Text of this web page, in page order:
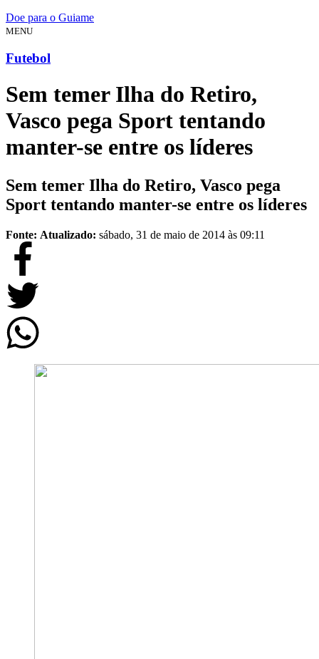
Doe para o Guiame
MENU
Futebol
Sem temer Ilha do Retiro,
Vasco pega Sport tentando
manter-se entre os líderes
Sem temer Ilha do Retiro, Vasco pega
Sport tentando manter-se entre os líderes
Fonte: Atualizado: sábado, 31 de maio de 2014 às 09:11